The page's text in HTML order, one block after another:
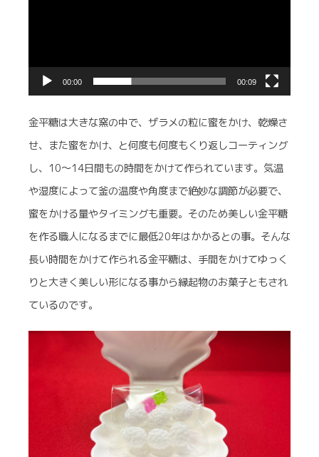
ー
00:00 00:09
金平糖は大きな窯の中で、ザラメの粒に蜜をかけ、乾燥さ
せ、また蜜をかけ、と何度も何度もくり返しコーティング
し、10～14日間もの時間をかけて作られています。気温
や湿度によって釜の温度や角度まで絶妙な調節が必要で、
蜜をかける量やタイミングも重要。そのため美しい金平糖
を作る職人になるまでに最低20年はかかるとの事。そんな
長い時間をかけて作られる金平糖は、手間をかけてゆっく
りと大きく美しい形になる事から縁起物のお菓子ともされ
ているのです。